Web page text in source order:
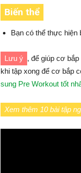
Biến thể
Bạn có thể thực hiện
Lưu ý , để giúp cơ
khi tập xong để cơ bắp
sung Pre Workout tốt
Xem thêm 10 bài tập